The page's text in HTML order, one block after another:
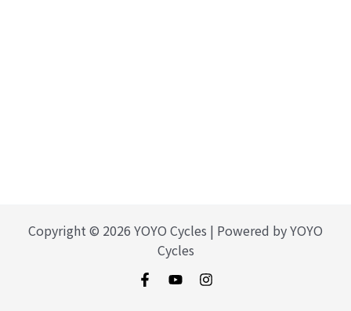
Copyright © 2026 YOYO Cycles | Powered by YOYO
Cycles